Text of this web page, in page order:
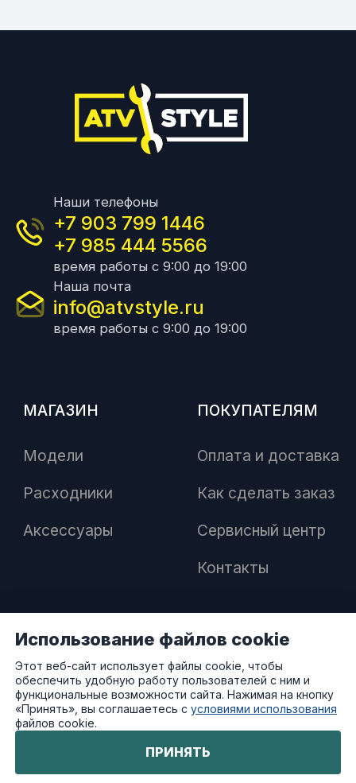
Наши телефоны
+7 903 799 1446
+7 985 444 5566
время работы с 9:00 до 19:00
Наша почта
info@atvstyle.ru
время работы с 9:00 до 19:00
МАГАЗИН
Модели
Расходники
Аксессуары
ПОКУПАТЕЛЯМ
Оплата и доставка
Как сделать заказ
Сервисный центр
Контакты
ПАРТНЕРАМ
Как стать дилером
Преимущества работы с нами
Использование файлов cookie
Этот веб-сайт использует файлы cookie, чтобы
обеспечить удобную работу пользователей с ним и
функциональные возможности сайта. Нажимая на кнопку
«Принять», вы соглашаетесь сусловиями использования
файлов cookie.
ПРИНЯТЬ